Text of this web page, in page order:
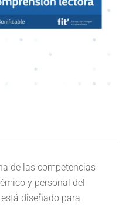
de las competencias
y personal del
diseñado para